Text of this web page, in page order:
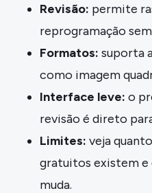
Revisão: permite
reprogramação
Formatos: suporta
como imagem
Interface leve: o
revisão é direto
Limites: veja
gratuitos existem e
muda.